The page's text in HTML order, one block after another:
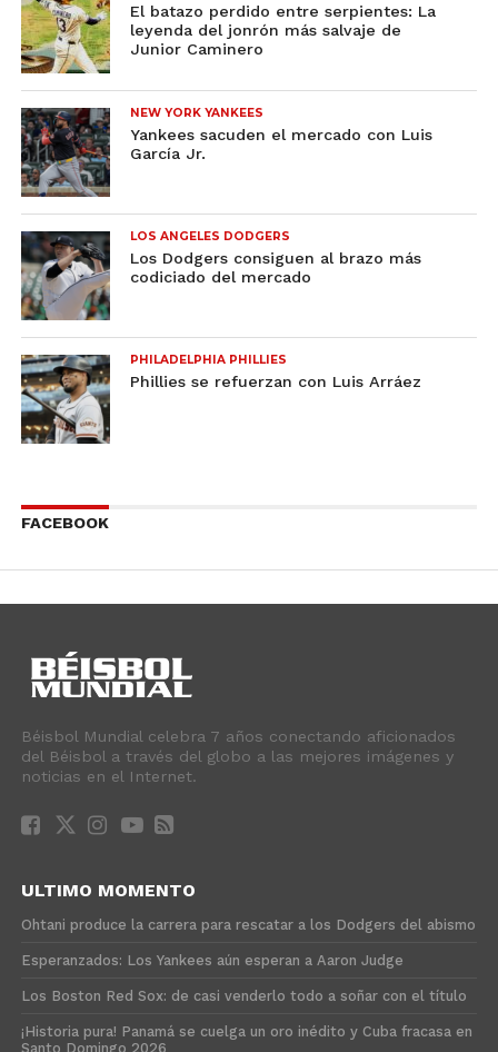
El batazo perdido entre serpientes: La
leyenda del jonrón más salvaje de
Junior Caminero
NEW YORK YANKEES
Yankees sacuden el mercado con Luis
García Jr.
LOS ANGELES DODGERS
Los Dodgers consiguen al brazo más
codiciado del mercado
PHILADELPHIA PHILLIES
Phillies se refuerzan con Luis Arráez
FACEBOOK
Béisbol Mundial celebra 7 años conectando aficionados
del Béisbol a través del globo a las mejores imágenes y
noticias en el Internet.
ULTIMO MOMENTO
Ohtani produce la carrera para rescatar a los Dodgers del abismo
Esperanzados: Los Yankees aún esperan a Aaron Judge
Los Boston Red Sox: de casi venderlo todo a soñar con el título
¡Historia pura! Panamá se cuelga un oro inédito y Cuba fracasa en
Santo Domingo 2026